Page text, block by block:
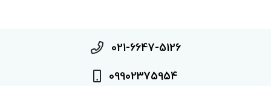
021-6647-5126
09902375954